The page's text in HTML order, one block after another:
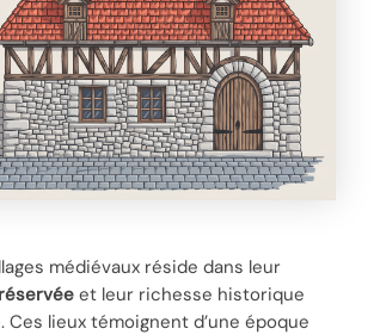
médiévaux réside dans leur
et leur richesse historique
Ces lieux témoignent d’une époque